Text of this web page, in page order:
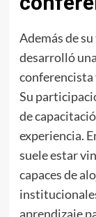
Además de
desarrolló
conferencista
Su
de
experiencia.
suele estar
capaces de
aprendizaje